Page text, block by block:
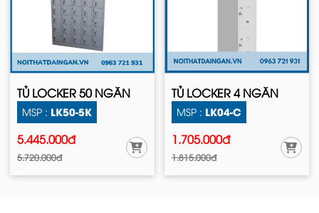
TỦ LOCKER 50 NGĂN
MSP : LK50-5K
5.445.000đ
5.720.000đ
TỦ LOCKER 4 NGĂN
MSP : LK04-C
1.705.000đ
1.815.000đ